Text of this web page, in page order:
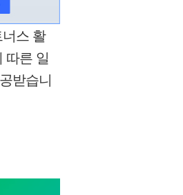
스 활
따른 일
받습니